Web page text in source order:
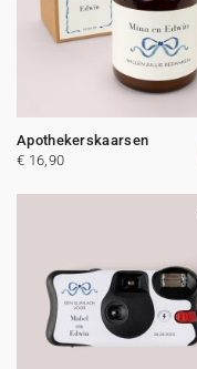
Apothekerskaarsen
€ 16,90